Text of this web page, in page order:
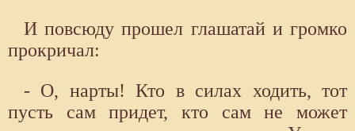
И повсюду прошел глашатай и громко
прокричал:
- О, нарты! Кто в силах ходить, тот
пусть сам придет, кто сам не может